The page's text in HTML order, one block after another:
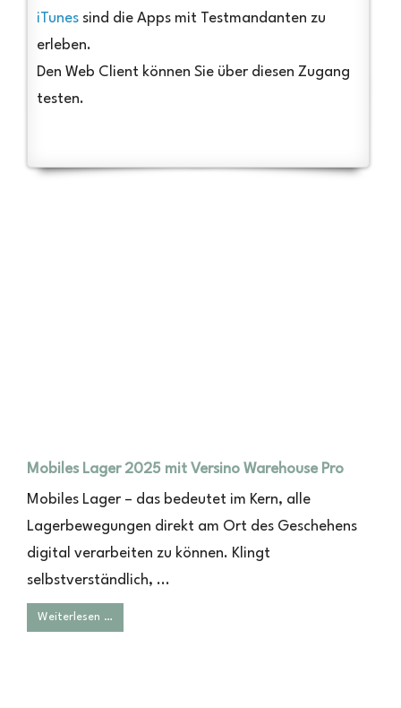
iTunes sind die Apps mit Testmandanten zu
erleben.
Den Web Client können Sie über diesen Zugang
testen.
Mobiles Lager 2025 mit Versino Warehouse Pro
Mobiles Lager – das bedeutet im Kern, alle
Lagerbewegungen direkt am Ort des Geschehens
digital verarbeiten zu können. Klingt
selbstverständlich, ...
Weiterlesen …